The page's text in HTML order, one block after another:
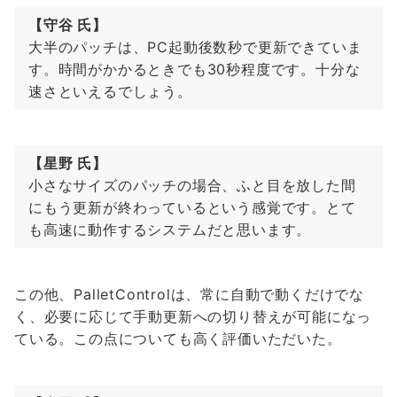
【守谷 氏】
大半のパッチは、PC起動後数秒で更新できていま
す。時間がかかるときでも30秒程度です。十分な
速さといえるでしょう。
【星野 氏】
小さなサイズのパッチの場合、ふと目を放した間
にもう更新が終わっているという感覚です。とて
も高速に動作するシステムだと思います。
この他、PalletControlは、常に自動で動くだけでな
く、必要に応じて手動更新への切り替えが可能になっ
ている。この点についても高く評価いただいた。